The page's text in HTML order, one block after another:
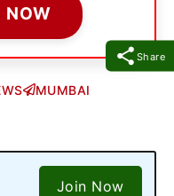
Share
NOW
MUMBAI
Join Now